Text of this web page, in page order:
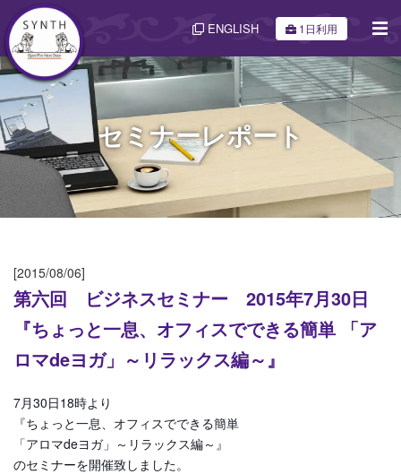
ENGLISH 1日利用
セミナーレポート
[2015/08/06]
第六回 ビジネスセミナー 2015年7月30日
『ちょっと一息、オフィスでできる簡単 「ア
ロマdeヨガ」～リラックス編～』
7月30日18時より
『ちょっと一息、オフィスでできる簡単
「アロマdeヨガ」～リラックス編～』
のセミナーを開催致しました。